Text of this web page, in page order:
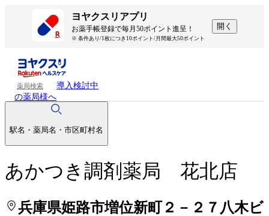
ヨヤクスリアプリ
お薬手帳登録で毎月50ポイント進呈！
※ 条件あり/1枚につき10ポイント/月間最大50ポイント
開く
薬局検索
導入検討中
の薬局様へ
駅名・薬局名・市区町村名
あかつき調剤薬局 花北店
兵庫県姫路市増位新町２－２７八木ビ
処方せんを送って待ち時間を短く！
処方せんを送って待ち時間を短く！